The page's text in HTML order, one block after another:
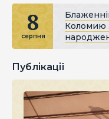
8
серпня
Коломию
Публікації